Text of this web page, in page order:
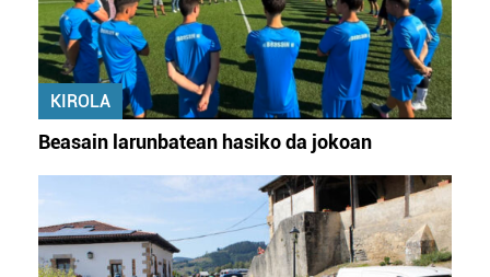
KIROLA
Beasain larunbatean hasiko da jokoan